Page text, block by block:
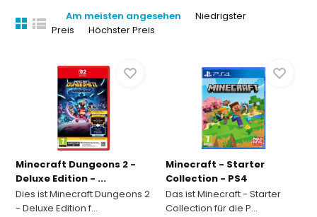
Am meisten angesehen
Niedrigster
Preis
Höchster Preis
Minecraft Dungeons 2 -
Deluxe Edition - ...
Dies ist Minecraft Dungeons 2
- Deluxe Edition f...
Minecraft - Starter
Collection - PS4
Das ist Minecraft - Starter
Collection für die P...